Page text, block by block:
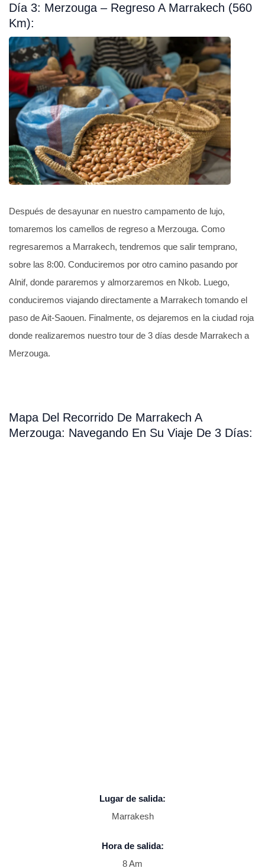
Día 3: Merzouga – Regreso A Marrakech (560
Km):
Después de desayunar en nuestro campamento de lujo,
tomaremos los camellos de regreso a Merzouga. Como
regresaremos a Marrakech, tendremos que salir temprano,
sobre las 8:00. Conduciremos por otro camino pasando por
Alnif, donde pararemos y almorzaremos en Nkob. Luego,
conduciremos viajando directamente a Marrakech tomando el
paso de Ait-Saouen. Finalmente, os dejaremos en la ciudad roja
donde realizaremos nuestro tour de 3 días desde Marrakech a
Merzouga.
Mapa Del Recorrido De Marrakech A
Merzouga: Navegando En Su Viaje De 3 Días:
Lugar de salida:
Marrakesh
Hora de salida:
8 Am